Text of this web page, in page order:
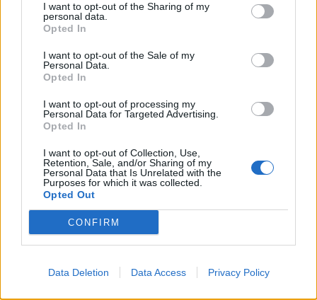
I want to opt-out of the Sharing of my
personal data.
Opted In
I want to opt-out of the Sale of my
Personal Data.
Opted In
I want to opt-out of processing my
Personal Data for Targeted Advertising.
Opted In
I want to opt-out of Collection, Use,
Retention, Sale, and/or Sharing of my
Personal Data that Is Unrelated with the
Purposes for which it was collected.
Opted Out
CONFIRM
Data Deletion Data Access Privacy Policy
Matstopp på vägen